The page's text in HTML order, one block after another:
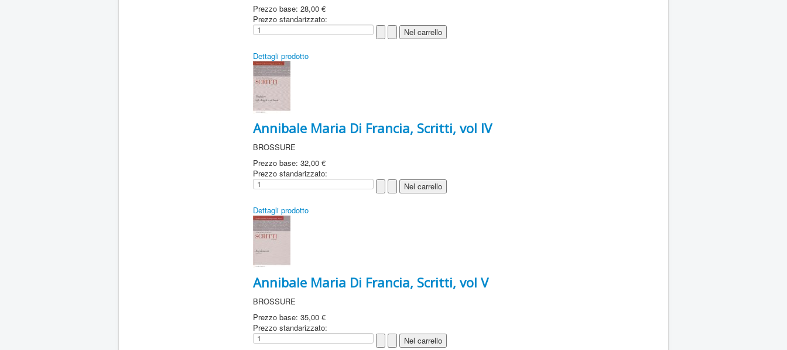
Prezzo base:28,00 €
Prezzo standarizzato:
Dettagli prodotto
Annibale Maria Di Francia, Scritti, vol IV
BROSSURE
Prezzo base:32,00 €
Prezzo standarizzato:
Dettagli prodotto
Annibale Maria Di Francia, Scritti, vol V
BROSSURE
Prezzo base:35,00 €
Prezzo standarizzato: